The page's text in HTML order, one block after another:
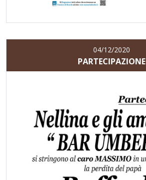
04/12/2020
PARTECIPAZIONE